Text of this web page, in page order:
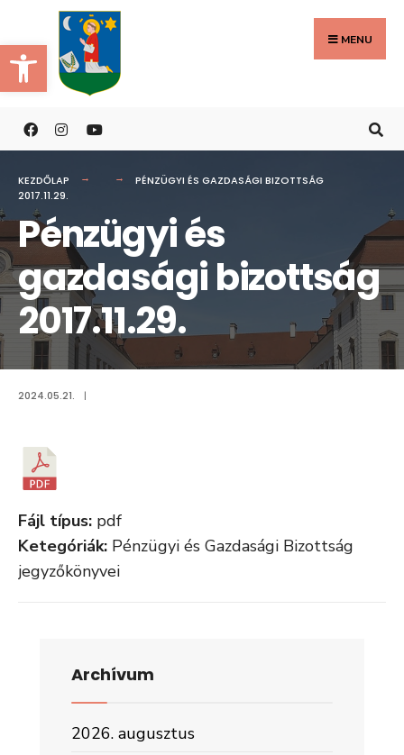
Eszköztár megnyitása
to
content
MENU
KEZDŐLAP
PÉNZÜGYI ÉS GAZDASÁGI BIZOTTSÁG
2017.11.29.
Pénzügyi és
gazdasági bizottság
2017.11.29.
2024.05.21. |
Fájl típus: pdf
Ketegóriák: Pénzügyi és Gazdasági Bizottság
jegyzőkönyvei
Archívum
2026. augusztus
Search